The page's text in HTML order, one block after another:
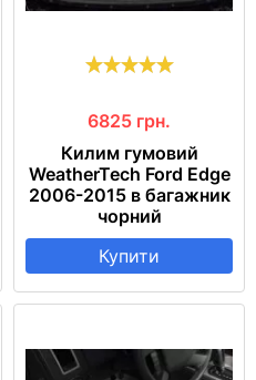
6825 грн.
Килим гумовий
WeatherTech Ford Edge
2006-2015 в багажник
чорний
Купити